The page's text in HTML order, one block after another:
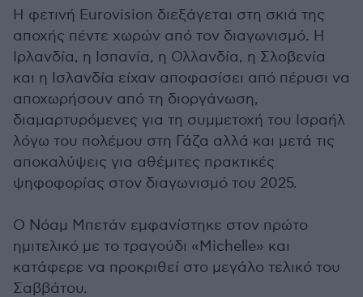
Η φετινή Eurovision διεξάγεται στη σκιά της
αποχής πέντε χωρών από τον διαγωνισμό. Η
Ιρλανδία, η Ισπανία, η Ολλανδία, η Σλοβενία
και η Ισλανδία είχαν αποφασίσει από πέρυσι να
αποχωρήσουν από τη διοργάνωση,
διαμαρτυρόμενες για τη συμμετοχή του Ισραήλ
λόγω του πολέμου στη Γάζα αλλά και μετά τις
αποκαλύψεις για αθέμιτες πρακτικές
ψηφοφορίας στον διαγωνισμό του 2025.
Ο Νόαμ Μπετάν εμφανίστηκε στον πρώτο
ημιτελικό με το τραγούδι «Michelle» και
κατάφερε να προκριθεί στο μεγάλο τελικό του
Σαββάτου.